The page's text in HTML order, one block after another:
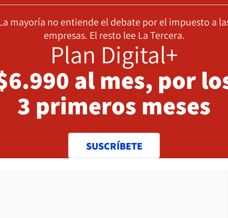
mayoría no entiende el debate por el impuesto a
empresas. El resto lee La Tercera.
Plan Digital+
al mes, por
3 primeros meses
SUSCRÍBETE